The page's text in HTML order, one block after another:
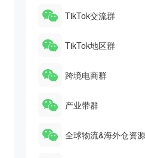
TikTok交流群
TikTok地区群
跨境电商群
产业带群
全球物流&海外仓资